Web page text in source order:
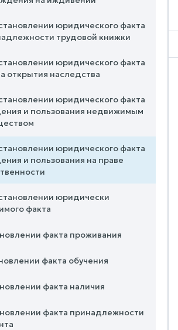
юридического факта
трудовой книжки
юридического факта
открытия наследства
юридического факта
и пользования недвижимым
юридического факта
и пользования на праве
юридически
факта
факта проживания
факта обучения
факта наличия
факта принадлежности